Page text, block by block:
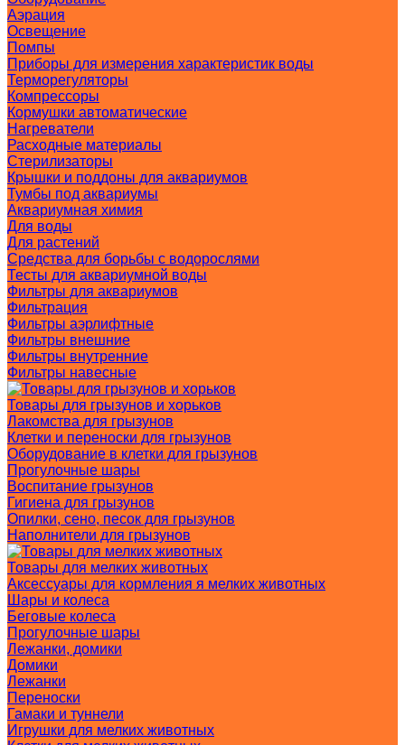
Аэрация
Освещение
Помпы
Приборы для измерения характеристик воды
Терморегуляторы
Компрессоры
Кормушки автоматические
Нагреватели
Расходные материалы
Стерилизаторы
Крышки и поддоны для аквариумов
Тумбы под аквариумы
Аквариумная химия
Для воды
Для растений
Средства для борьбы с водорослями
Тесты для аквариумной воды
Фильтры для аквариумов
Фильтрация
Фильтры аэрлифтные
Фильтры внешние
Фильтры внутренние
Фильтры навесные
Товары для грызунов и хорьков
Лакомства для грызунов
Клетки и переноски для грызунов
Оборудование в клетки для грызунов
Прогулочные шары
Воспитание грызунов
Гигиена для грызунов
Опилки, сено, песок для грызунов
Наполнители для грызунов
Товары для мелких животных
Аксессуары для кормления я мелких животных
Шары и колеса
Беговые колеса
Прогулочные шары
Лежанки, домики
Домики
Лежанки
Переноски
Гамаки и туннели
Игрушки для мелких животных